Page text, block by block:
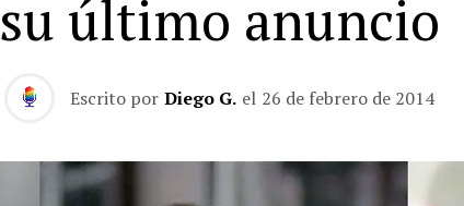
su último anuncio
Escrito por Diego G. el 26 de febrero de 2014